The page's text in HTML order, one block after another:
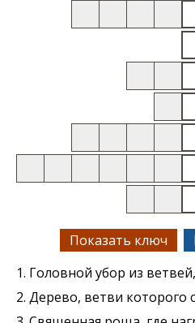
Показать ключ
1. Головной убор из
2. Дерево, ветви которого